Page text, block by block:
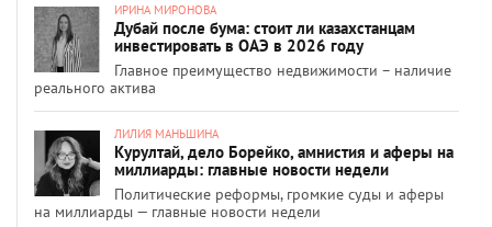
ИРИНА МИРОНОВА
Дубай после бума: стоит ли казахстанцам
инвестировать в ОАЭ в 2026 году
Главное преимущество недвижимости – наличие
реального актива
ЛИЛИЯ МАНЬШИНА
Курултай, дело Борейко, амнистия и аферы на
миллиарды: главные новости недели
Политические реформы, громкие суды и аферы
на миллиарды — главные новости недели